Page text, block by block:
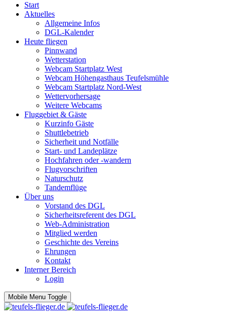
Start
Aktuelles
Allgemeine Infos
DGL-Kalender
Heute fliegen
Pinnwand
Wetterstation
Webcam Startplatz West
Webcam Höhengasthaus Teufelsmühle
Webcam Startplatz Nord-West
Wettervorhersage
Weitere Webcams
Fluggebiet & Gäste
Kurzinfo Gäste
Shuttlebetrieb
Sicherheit und Notfälle
Start- und Landeplätze
Hochfahren oder -wandern
Flugvorschriften
Naturschutz
Tandemflüge
Über uns
Vorstand des DGL
Sicherheitsreferent des DGL
Web-Administration
Mitglied werden
Geschichte des Vereins
Ehrungen
Kontakt
Interner Bereich
Login
Mobile Menu Toggle